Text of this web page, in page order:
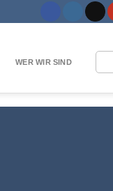
WER WIR SIND